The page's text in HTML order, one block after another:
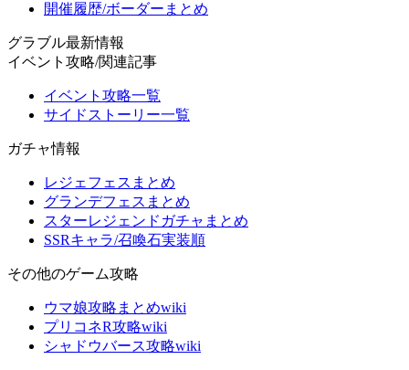
開催履歴/ボーダーまとめ
グラブル最新情報
イベント攻略/関連記事
イベント攻略一覧
サイドストーリー一覧
ガチャ情報
レジェフェスまとめ
グランデフェスまとめ
スターレジェンドガチャまとめ
SSRキャラ/召喚石実装順
その他のゲーム攻略
ウマ娘攻略まとめwiki
プリコネR攻略wiki
シャドウバース攻略wiki